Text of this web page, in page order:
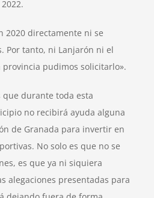
2020 directamente ni se
Por tanto, ni Lanjarón ni el
pudimos solicitarlo».
que durante toda esta
no recibirá ayuda alguna
de Granada para invertir en
No solo es que no se
es que ya ni siquiera
alegaciones presentadas para